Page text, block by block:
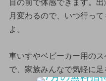
目の前で体感できます。
月変わるので、いつ行っ
よ。
車いすやベビーカー用の
で、家族みんなで気軽に